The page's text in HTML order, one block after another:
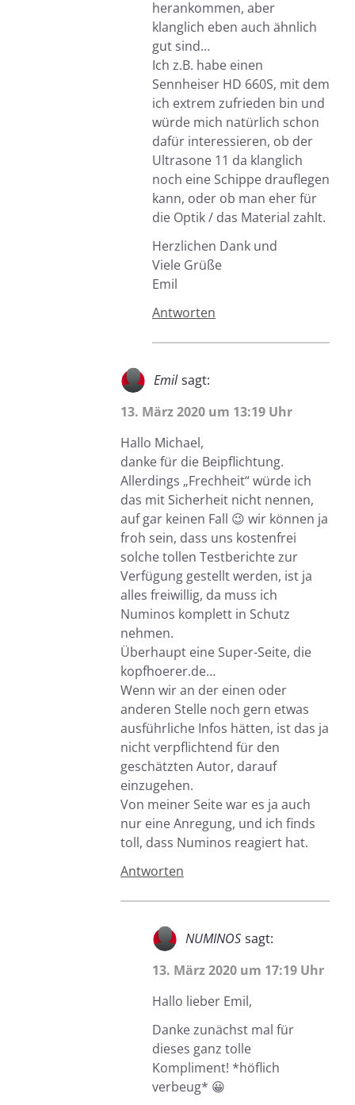
herankommen, aber
klanglich eben auch ähnlich
gut sind…
Ich z.B. habe einen
Sennheiser HD 660S, mit dem
ich extrem zufrieden bin und
würde mich natürlich schon
dafür interessieren, ob der
Ultrasone 11 da klanglich
noch eine Schippe drauflegen
kann, oder ob man eher für
die Optik / das Material zahlt.
Herzlichen Dank und
Viele Grüße
Emil
Antworten
Emil sagt:
13. März 2020 um 13:19 Uhr
Hallo Michael,
danke für die Beipflichtung.
Allerdings „Frechheit“ würde ich
das mit Sicherheit nicht nennen,
auf gar keinen Fall 😉 wir können ja
froh sein, dass uns kostenfrei
solche tollen Testberichte zur
Verfügung gestellt werden, ist ja
alles freiwillig, da muss ich
Numinos komplett in Schutz
nehmen.
Überhaupt eine Super-Seite, die
kopfhoerer.de…
Wenn wir an der einen oder
anderen Stelle noch gern etwas
ausführliche Infos hätten, ist das ja
nicht verpflichtend für den
geschätzten Autor, darauf
einzugehen.
Von meiner Seite war es ja auch
nur eine Anregung, und ich finds
toll, dass Numinos reagiert hat.
Antworten
NUMINOS sagt:
13. März 2020 um 17:19 Uhr
Hallo lieber Emil,
Danke zunächst mal für
dieses ganz tolle
Kompliment! *höflich
verbeug* 😀